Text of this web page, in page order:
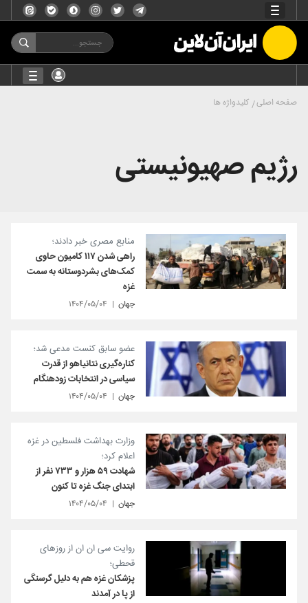
صفحه اصلی کلیدواژه ها
رژیم صهیونیستی
منابع مصری خبر دادند؛
راهی شدن ۱۱۷ کامیون حاوی
کمک‌های بشردوستانه به سمت
غزه
جهان ۱۴۰۴/۰۵/۰۴
عضو سابق کنست مدعی شد؛
کناره‌گیری نتانیاهو از قدرت
سیاسی در انتخابات زودهنگام
جهان ۱۴۰۴/۰۵/۰۴
وزارت بهداشت فلسطین در غزه
اعلام کرد؛
شهادت ۵۹ هزار و ۷۳۳ نفر از
ابتدای جنگ غزه تا کنون
جهان ۱۴۰۴/۰۵/۰۴
روایت سی ان ان از روزهای
قحطی؛
پزشکان غزه هم به دلیل گرسنگی
از پا در آمدند